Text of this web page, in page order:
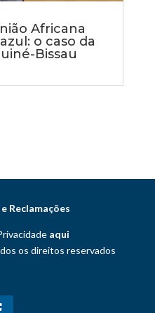
Africana
o caso da
Bissau
Reclamações
aqui
os direitos reservados